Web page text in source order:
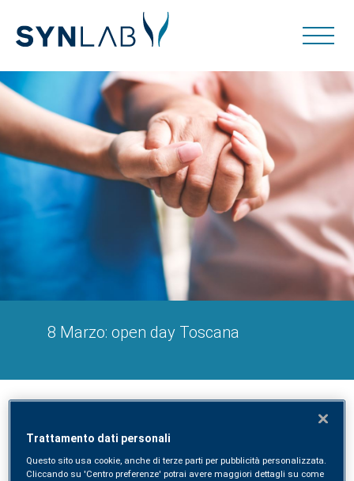
8 Marzo: open day Toscana
giornata di
consulenze gratuitecon le ostetriche presso i
Centri SYNLAB in Toscana.
Trattamento dati personali
Questo sito usa cookie, anche di terze parti per pubblicità personalizzata.
Cliccando su 'Centro preferenze' potrai avere maggiori dettagli su come